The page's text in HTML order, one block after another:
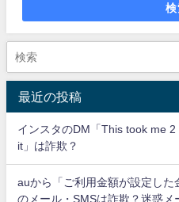
最近の投稿
インスタのDM「This took me
it」は詐欺？
auから「ご利用金額が設定し
のメール・SMSは詐欺？迷惑メ